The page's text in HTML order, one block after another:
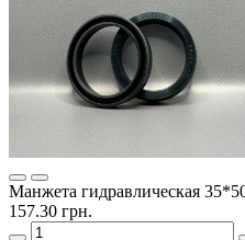
Манжета гидравлическая
157.30 грн.